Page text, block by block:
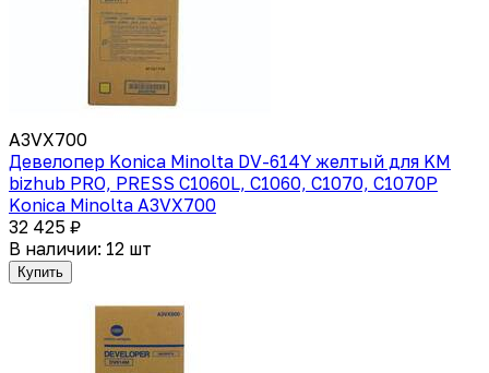
A3VX700
Девелопер Koniсa Minolta DV-614Y желтый для KM
bizhub PRO, PRESS C1060L, C1060, C1070, C1070P
Konica Minolta A3VX700
32 425 ₽
В наличии: 12 шт
Купить